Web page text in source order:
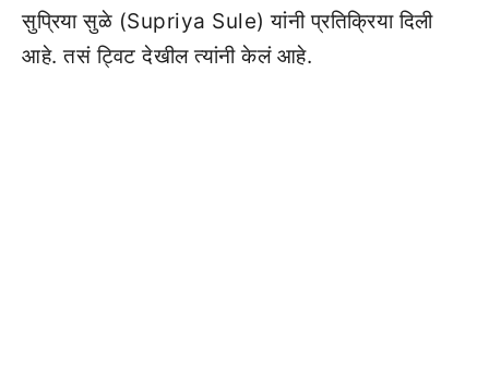
सुप्रिया सुळे (Supriya Sule) यांनी प्रतिक्रिया दिली
आहे. तसं ट्विट देखील त्यांनी केलं आहे.